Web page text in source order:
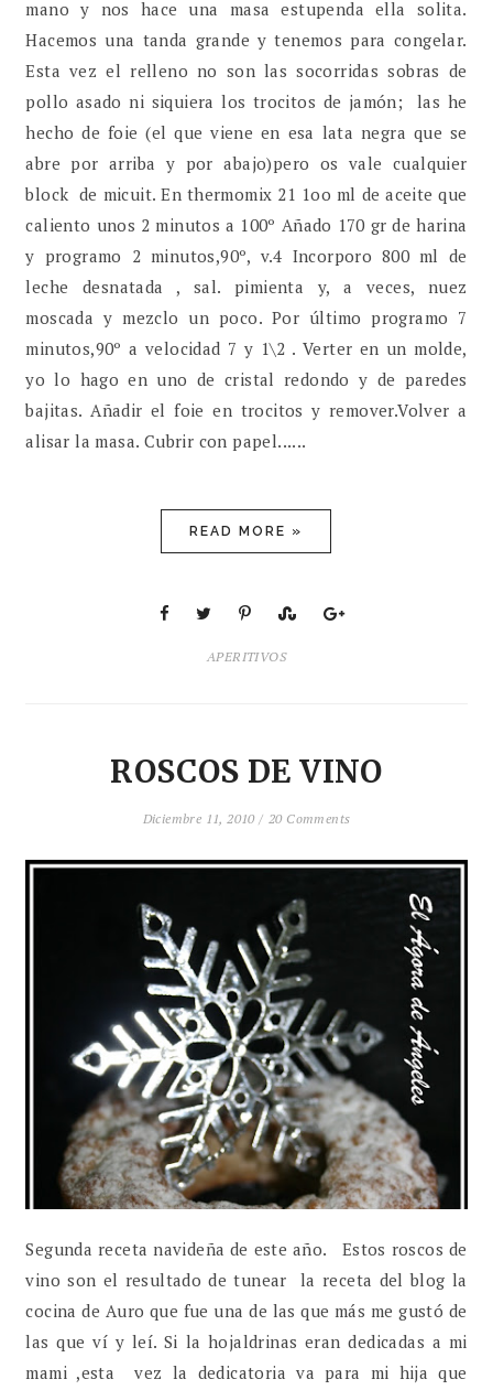
mano y nos hace una masa estupenda ella solita.
Hacemos una tanda grande y tenemos para congelar.
Esta vez el relleno no son las socorridas sobras de
pollo asado ni siquiera los trocitos de jamón; las he
hecho de foie (el que viene en esa lata negra que se
abre por arriba y por abajo)pero os vale cualquier
block de micuit. En thermomix 21 1oo ml de aceite que
caliento unos 2 minutos a 100º Añado 170 gr de harina
y programo 2 minutos,90º, v.4 Incorporo 800 ml de
leche desnatada , sal. pimienta y, a veces, nuez
moscada y mezclo un poco. Por último programo 7
minutos,90º a velocidad 7 y 1\2 . Verter en un molde,
yo lo hago en uno de cristal redondo y de paredes
bajitas. Añadir el foie en trocitos y remover.Volver a
alisar la masa. Cubrir con papel......
READ MORE »
APERITIVOS
ROSCOS DE VINO
Diciembre 11, 2010 / 20 Comments
Segunda receta navideña de este año. Estos roscos de
vino son el resultado de tunear la receta del blog la
cocina de Auro que fue una de las que más me gustó de
las que ví y leí. Si la hojaldrinas eran dedicadas a mi
mami ,esta vez la dedicatoria va para mi hija que